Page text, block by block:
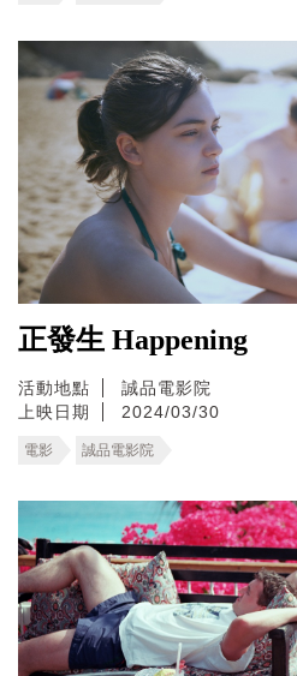
正發生 Happening
活動地點
誠品電影院
上映日期
2024/03/30
電影 誠品電影院